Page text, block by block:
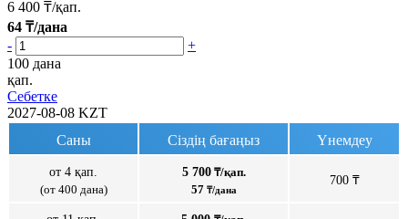
6 400 ₸/қап.
64 ₸/дана
-
+
100 дана
қап.
Себетке
2027-08-08 KZT
Саны
Сіздің бағаңыз Үнемдеу
от 4 қап.
(от 400 дана)
5 700₸/қап.
57 ₸/дана
700 ₸